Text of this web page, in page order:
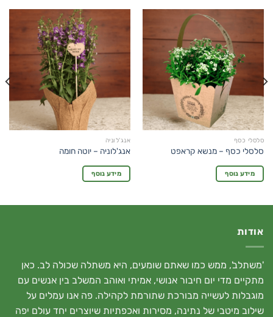
סלסלי כסף
סלסלי כסף – מנשא קראפט
מידע נוסף
אנג'לוניה
אנג'לוניה – יוטה חומה
מידע נוסף
אודות
'משתלב', ממש כמו שאתם שומעים, היא משתלה שכולה לב. כאן
מתקיים מדי יום חיבור אנושי, אמיתי ואוהב המשלב בין אנשים עם
מוגבלות לעשייה מבורכת שתורמת לקהילה. פה אנו עמלים על
שילוב מיטבי של נתינה, מסירות ואכפתיות שיוצרים יחד עולם יפה